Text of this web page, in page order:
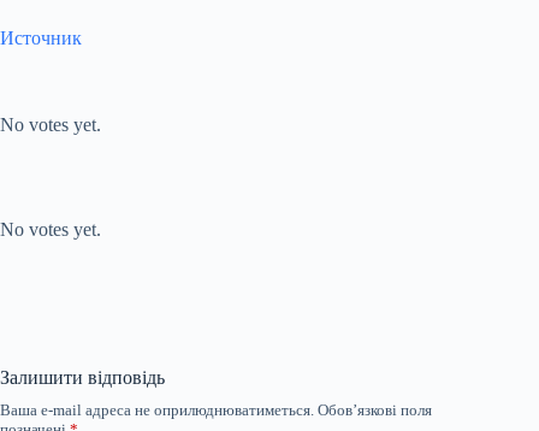
Источник
No votes yet.
No votes yet.
Залишити відповідь
Ваша e-mail адреса не оприлюднюватиметься. Обов’язкові поля